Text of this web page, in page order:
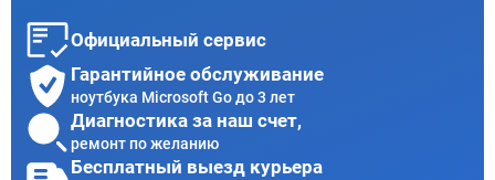
Официальный сервис
Гарантийное обслуживание
ноутбука Microsoft Go до 3 лет
Диагностика за наш счет,
ремонт по желанию
Бесплатный выезд курьера